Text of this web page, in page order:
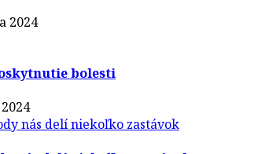
2024
bolesti